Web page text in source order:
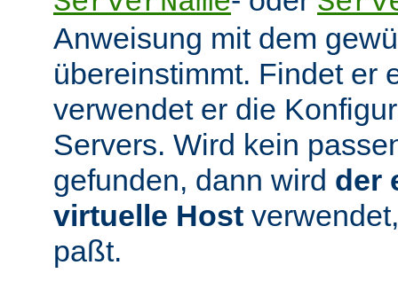
Anweisung mit dem
übereinstimmt. Findet er
verwendet er die
Servers. Wird kein
gefunden, dann wird der
virtuelle Host
paßt.